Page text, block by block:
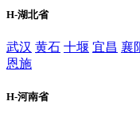
H-湖北省
武汉 黄石 十堰 宜昌 襄
恩施
H-河南省